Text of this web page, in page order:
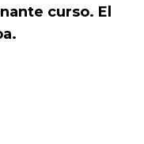
curso. El